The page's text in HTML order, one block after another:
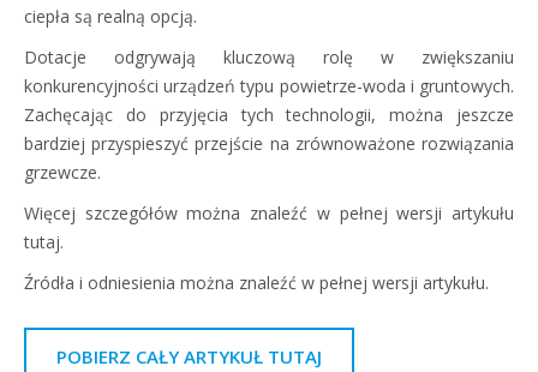
ciepła są realną opcją.
Dotacje odgrywają kluczową rolę w zwiększaniu
konkurencyjności urządzeń typu powietrze-woda i gruntowych.
Zachęcając do przyjęcia tych technologii, można jeszcze
bardziej przyspieszyć przejście na zrównoważone rozwiązania
grzewcze.
Więcej szczegółów można znaleźć w pełnej wersji artykułu
tutaj.
Źródła i odniesienia można znaleźć w pełnej wersji artykułu.
POBIERZ CAŁY ARTYKUŁ TUTAJ